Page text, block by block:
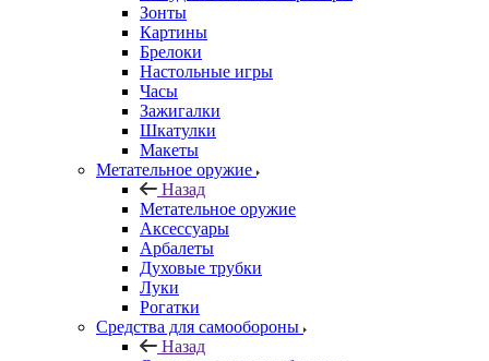
Зонты
Картины
Брелоки
Настольные игры
Часы
Зажигалки
Шкатулки
Макеты
Метательное оружие
Назад
Метательное оружие
Аксессуары
Арбалеты
Духовые трубки
Луки
Рогатки
Средства для самообороны
Назад